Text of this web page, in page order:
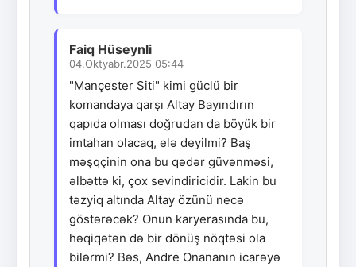
Faiq Hüseynli
04.Oktyabr.2025 05:44
"Mançester Siti" kimi güclü bir
komandaya qarşı Altay Bayındırın
qapıda olması doğrudan da böyük bir
imtahan olacaq, elə deyilmi? Baş
məşqçinin ona bu qədər güvənməsi,
əlbəttə ki, çox sevindiricidir. Lakin bu
təzyiq altında Altay özünü necə
göstərəcək? Onun karyerasında bu,
həqiqətən də bir dönüş nöqtəsi ola
bilərmi? Bəs, Andre Onananın icarəyə